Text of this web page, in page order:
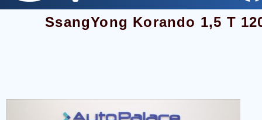
SsangYong Korando 1,5 T